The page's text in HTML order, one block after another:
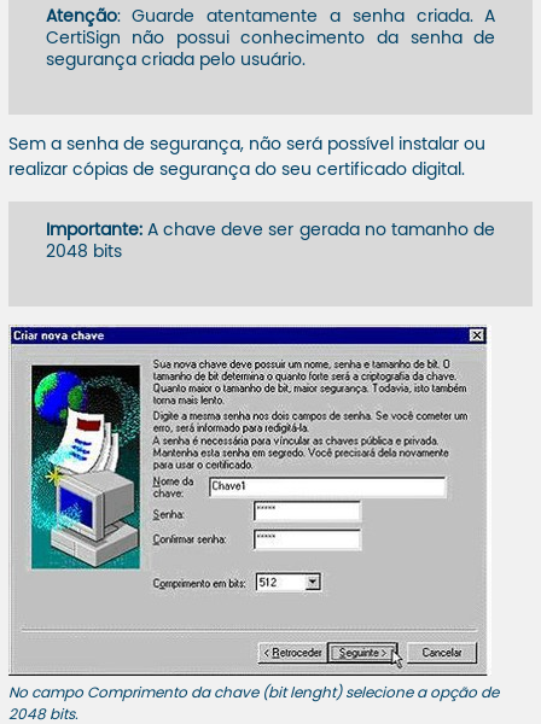
Atenção: Guarde atentamente a senha criada. A
CertiSign não possui conhecimento da senha de
segurança criada pelo usuário.
Sem a senha de segurança, não será possível instalar ou
realizar cópias de segurança do seu certificado digital.
Importante:A chave deve ser gerada no tamanho de
2048 bits
No campo Comprimento da chave (bit lenght) selecione a opção de
2048 bits.